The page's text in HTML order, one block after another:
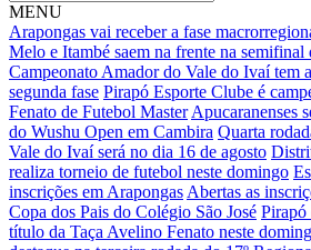
MENU
Arapongas vai receber a fase
Melo e Itambé saem na frente na
Campeonato Amador do Vale do Ivaí tem
segunda fase Pirapó Esporte Clube é
Fenato de Futebol Master Apucaranenses
do Wushu Open em Cambira Quarta
Vale do Ivaí será no dia 16 de agosto
realiza torneio de futebol neste domingo
inscrições em Arapongas Abertas as
Copa dos Pais do Colégio São José Pirapó
título da Taça Avelino Fenato neste